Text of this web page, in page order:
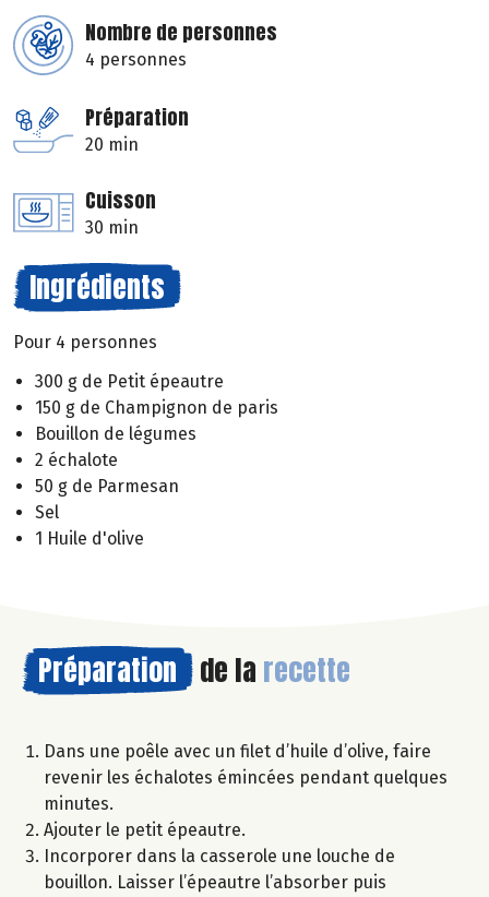
Nombre de personnes
4 personnes
Préparation
20 min
Cuisson
30 min
Ingrédients
Pour 4 personnes
300 g de Petit épeautre
150 g de Champignon de paris
Bouillon de légumes
2 échalote
50 g de Parmesan
Sel
1 Huile d'olive
Préparation de la recette
Dans une poêle avec un filet d’huile d’olive, faire
revenir les échalotes émincées pendant quelques
minutes.
Ajouter le petit épeautre.
Incorporer dans la casserole une louche de
bouillon. Laisser l’épeautre l’absorber puis